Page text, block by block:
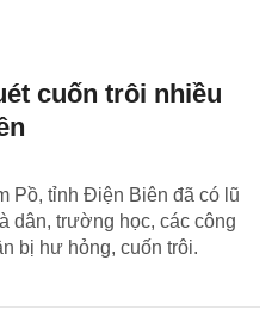
cuốn trôi nhiều
Pồ, tỉnh Điện Biên đã có lũ
dân, trường học, các công
bị hư hỏng, cuốn trôi.